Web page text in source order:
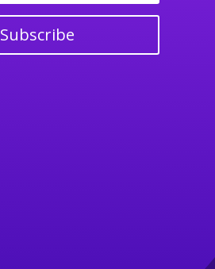
Subscribe